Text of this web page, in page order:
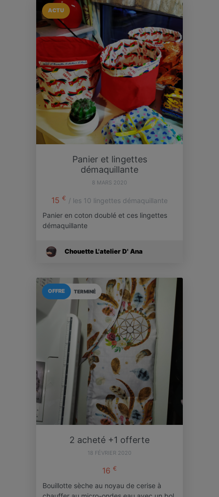
ACTU
Panier et lingettes
démaquillante
8 MARS 2020
15 € / les 10 lingettes démaquillante
Panier en coton doublé et ces lingettes
démaquillante
Chouette L'atelier D' Ana
TERMINÉ
OFFRE
2 acheté +1 offerte
18 FÉVRIER 2020
16 €
Bouillotte sèche au noyau de cerise à